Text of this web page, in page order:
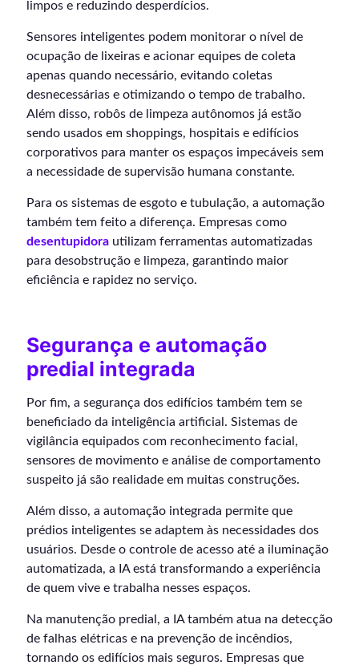
limpos e reduzindo desperdícios.
Sensores inteligentes podem monitorar o nível de
ocupação de lixeiras e acionar equipes de coleta
apenas quando necessário, evitando coletas
desnecessárias e otimizando o tempo de trabalho.
Além disso, robôs de limpeza autônomos já estão
sendo usados em shoppings, hospitais e edifícios
corporativos para manter os espaços impecáveis sem
a necessidade de supervisão humana constante.
Para os sistemas de esgoto e tubulação, a automação
também tem feito a diferença. Empresas como
desentupidora utilizam ferramentas automatizadas
para desobstrução e limpeza, garantindo maior
eficiência e rapidez no serviço.
Segurança e automação
predial integrada
Por fim, a segurança dos edifícios também tem se
beneficiado da inteligência artificial. Sistemas de
vigilância equipados com reconhecimento facial,
sensores de movimento e análise de comportamento
suspeito já são realidade em muitas construções.
Além disso, a automação integrada permite que
prédios inteligentes se adaptem às necessidades dos
usuários. Desde o controle de acesso até a iluminação
automatizada, a IA está transformando a experiência
de quem vive e trabalha nesses espaços.
Na manutenção predial, a IA também atua na detecção
de falhas elétricas e na prevenção de incêndios,
tornando os edifícios mais seguros. Empresas que